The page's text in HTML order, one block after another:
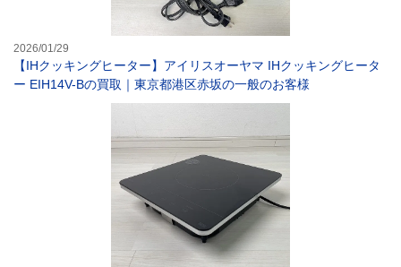
2026/01/29
【IHクッキングヒーター】アイリスオーヤマ IHクッキングヒータ
ー EIH14V-Bの買取｜東京都港区赤坂の一般のお客様